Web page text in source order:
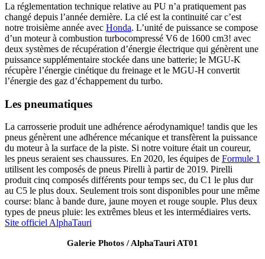
La réglementation technique relative au PU n’a pratiquement pas
changé depuis l’année dernière. La clé est la continuité car c’est
notre troisième année avec Honda. L’unité de puissance se compose
d’un moteur à combustion turbocompressé V6 de 1600 cm3! avec
deux systèmes de récupération d’énergie électrique qui génèrent une
puissance supplémentaire stockée dans une batterie; le MGU-K
récupère l’énergie cinétique du freinage et le MGU-H convertit
l’énergie des gaz d’échappement du turbo.
Les pneumatiques
La carrosserie produit une adhérence aérodynamique! tandis que les
pneus génèrent une adhérence mécanique et transfèrent la puissance
du moteur à la surface de la piste. Si notre voiture était un coureur,
les pneus seraient ses chaussures. En 2020, les équipes de Formule 1
utilisent les composés de pneus Pirelli à partir de 2019. Pirelli
produit cinq composés différents pour temps sec, du C1 le plus dur
au C5 le plus doux. Seulement trois sont disponibles pour une même
course: blanc à bande dure, jaune moyen et rouge souple. Plus deux
types de pneus pluie: les extrêmes bleus et les intermédiaires verts.
Site officiel AlphaTauri
Galerie Photos / AlphaTauri AT01